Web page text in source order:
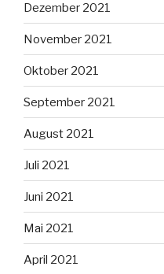
Dezember 2021
November 2021
Oktober 2021
September 2021
August 2021
Juli 2021
Juni 2021
Mai 2021
April 2021